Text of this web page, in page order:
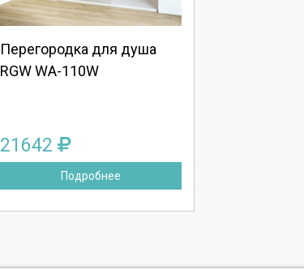
Перегородка для душа
RGW WA-110W
21642
Подробнее